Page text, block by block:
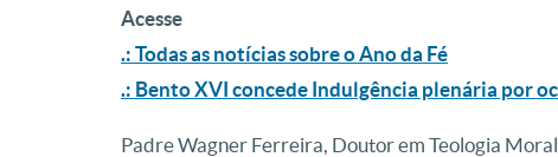
Acesse
.: Todas as notícias sobre o Ano da Fé
.: Bento XVI concede Indulgência plenária por
Padre Wagner Ferreira, Doutor em Teologia